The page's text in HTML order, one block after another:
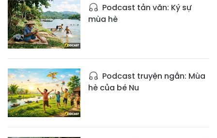
Podcast tản văn: Ký sự
mùa hè
Podcast truyện ngắn: Mùa
hè của bé Nu